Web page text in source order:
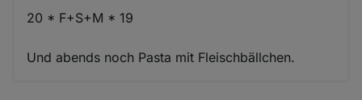
20 * F+S+M * 19
Und abends noch Pasta mit Fleischbällchen.